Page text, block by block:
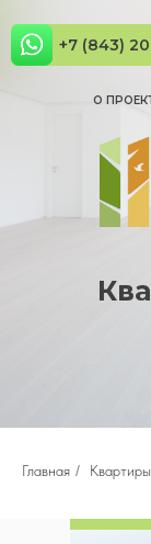
О
+7 (843)
Главная /